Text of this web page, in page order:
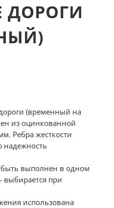
ДОРОГИ
(временный на
из оцинкованной
Ребра жесткости
надежность
выполнен в одном
выбирается при
использована